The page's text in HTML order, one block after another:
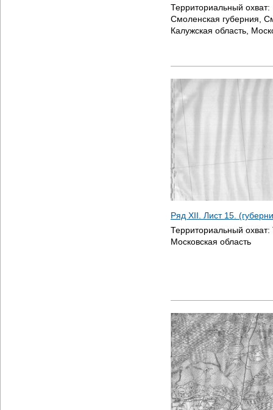
Территориальный охват:
Смоленская губерния,
Калужская область,
Ряд XII. Лист 15.
Территориальный охват:
Московская область